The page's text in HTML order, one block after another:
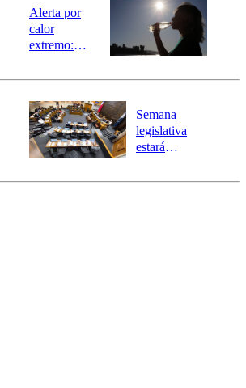
epicentro
Alerta por
calor
extremo:
activa Alerta
Preventiva en
tres comunas
Semana
legislativa
estará
el fin de la